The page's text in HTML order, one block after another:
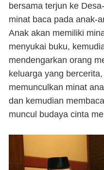
bersama terjun ke
minat baca pada anak-
Anak akan memiliki
menyukai buku,
mendengarkan orang
keluarga yang
memunculkan minat
dan kemudian
muncul budaya cinta